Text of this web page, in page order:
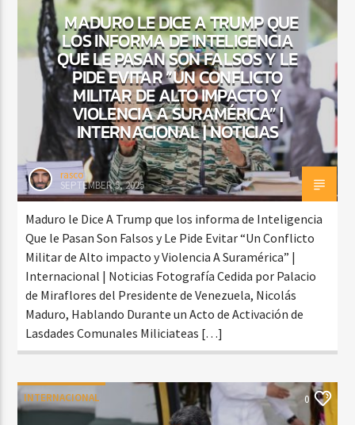
MADURO LE DICE A TRUMP QUE
LOS INFORMA DE INTELIGENCIA
QUE LE PASAN SON FALSOS Y LE
PIDE EVITAR “UN CONFLICTO
MILITAR DE ALTO IMPACTO Y
VIOLENCIA A SURAMÉRICA” ​​|
INTERNACIONAL | NOTICIAS
rasco
SEPTEMBER 5, 2025
Maduro le Dice A Trump que los informa de Inteligencia
Que le Pasan Son Falsos y Le Pide Evitar “Un Conflicto
Militar de Alto impacto y Violencia A Suramérica” ​​|
Internacional | Noticias Fotografía Cedida por Palacio
de Miraflores del Presidente de Venezuela, Nicolás
Maduro, Hablando Durante un Acto de Activación de
Lasdades Comunales Miliciateas […]
INTERNACIONAL 0